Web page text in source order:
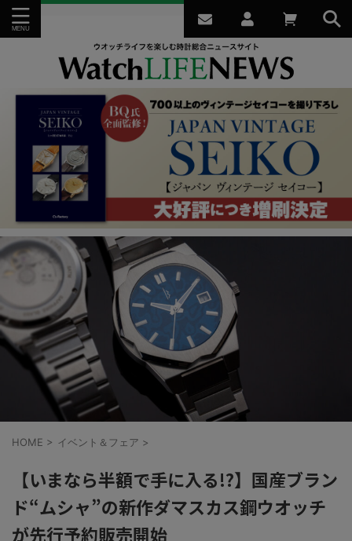
HOME > イベント＆フェア >
【いまなら半額で手に入る!?】国産ブラン
ド“ムシャ”の新作ダマスカス鋼ウオッチ
が先行予約販売開始